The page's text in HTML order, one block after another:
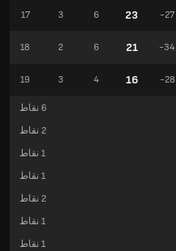
-27
23
6
3
17
-34
21
6
2
18
-28
16
4
3
19
6 نقاط
2 نقاط
1 نقاط
1 نقاط
2 نقاط
1 نقاط
1 نقاط